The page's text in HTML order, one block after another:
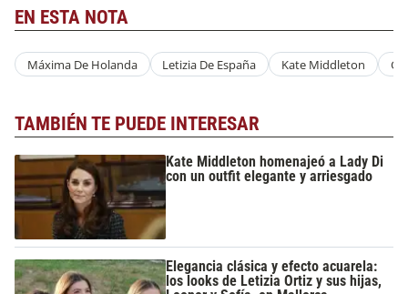
EN ESTA NOTA
Máxima De Holanda Letizia De España Kate Middleton
TAMBIÉN TE PUEDE INTERESAR
Kate Middleton homenajeó a Lady Di
con un outfit elegante y arriesgado
Elegancia clásica y efecto acuarela:
los looks de Letizia Ortiz y sus hijas,